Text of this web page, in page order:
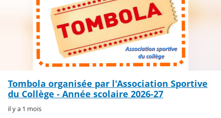
Tombola organisée par l'Association Sportive
du Collège - Année scolaire 2026-27
il y a 1 mois